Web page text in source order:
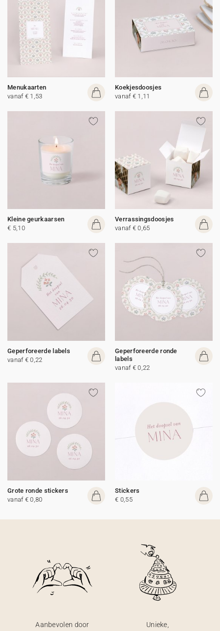
Menukaarten
vanaf € 1,53
Koekjesdoosjes
vanaf € 1,11
Kleine geurkaarsen
€ 5,10
Verrassingsdoosjes
vanaf € 0,65
Geperforeerde labels
vanaf € 0,22
Geperforeerde ronde
labels
vanaf € 0,22
Grote ronde stickers
vanaf € 0,80
Stickers
€ 0,55
Aanbevolen door
Unieke,